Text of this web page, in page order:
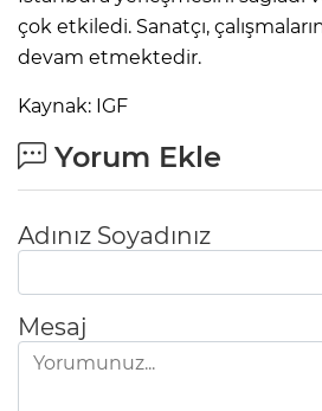
çok etkiledi. Sanatçı,
devam etmektedir.
Kaynak: IGF
Yorum Ekle
Adınız Soyadınız
Mesaj